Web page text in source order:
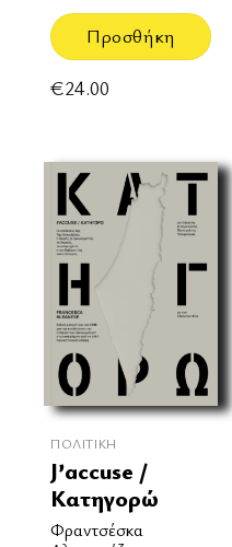
Προσθήκη
€24.00
ΠΟΛΙΤΙΚΉ
J’accuse /
Κατηγορώ
Φραντσέσκα